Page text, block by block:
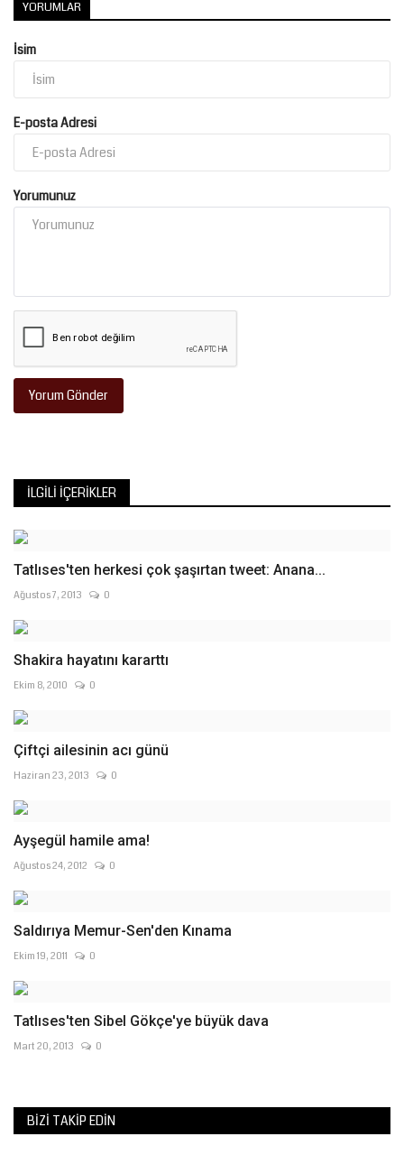
YORUMLAR
İsim
E-posta Adresi
Yorumunuz
Yorum Gönder
İLGILI İÇERIKLER
Tatlıses'ten herkesi çok şaşırtan tweet: Anana...
Ağustos 7, 2013 0
Shakira hayatını kararttı
Ekim 8, 2010 0
Çiftçi ailesinin acı günü
Haziran 23, 2013 0
Ayşegül hamile ama!
Ağustos 24, 2012 0
Saldırıya Memur-Sen'den Kınama
Ekim 19, 2011 0
Tatlıses'ten Sibel Gökçe'ye büyük dava
Mart 20, 2013 0
BIZI TAKIP EDIN